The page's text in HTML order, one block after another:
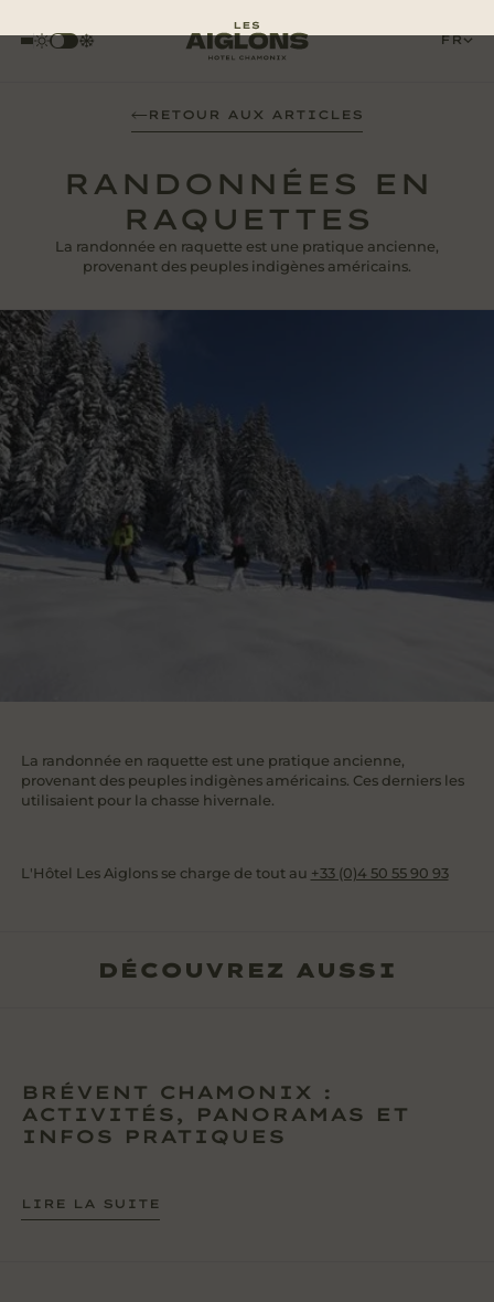
FR
RETOUR AUX ARTICLES
RANDONNÉES EN
RAQUETTES
La randonnée en raquette est une pratique ancienne,
provenant des peuples indigènes américains.
La randonnée en raquette est une pratique ancienne,
provenant des peuples indigènes américains. Ces derniers les
utilisaient pour la chasse hivernale.
L'Hôtel Les Aiglons se charge de tout au +33 (0)4 50 55 90 93
DÉCOUVREZ AUSSI
BRÉVENT CHAMONIX :
ACTIVITÉS, PANORAMAS ET
INFOS PRATIQUES
LIRE LA SUITE